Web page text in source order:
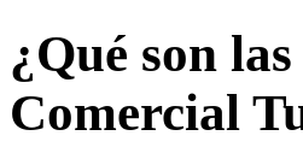
¿Qué son
Comercial